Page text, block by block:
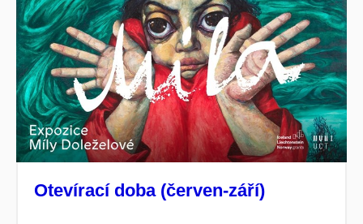
Otevírací doba (červen-září)